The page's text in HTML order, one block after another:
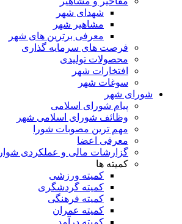
شهدای شهر
مشاهیر شهر
معرفی برترین های شهر
فرصت های سرمایه گذاری
محصولات تولیدی
افتخارات شهر
سوغات شهر
شورای شهر
پیام شورای اسلامی
وظائف شورای اسلامی شهر
مهم ترین مصوبات شورا
معرفی اعضا
گزارشات مالی و عملکردی شوارا
کمیته ها
کمیته ورزشی
کمیته گردشگری
کمیته فرهنگی
کمیته عمران